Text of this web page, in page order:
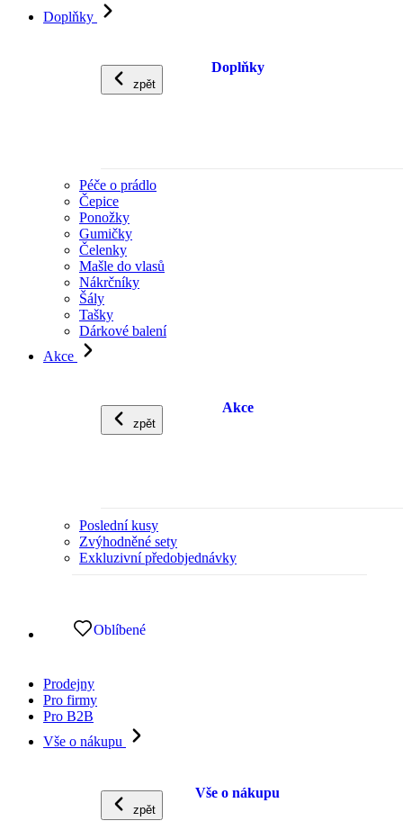
Doplňky
zpět
Doplňky
Péče o prádlo
Čepice
Ponožky
Gumičky
Čelenky
Mašle do vlasů
Nákrčníky
Šály
Tašky
Dárkové balení
Akce
zpět
Akce
Poslední kusy
Zvýhodněné sety
Exkluzivní předobjednávky
Oblíbené
Prodejny
Pro firmy
Pro B2B
Vše o nákupu
zpět
Vše o nákupu